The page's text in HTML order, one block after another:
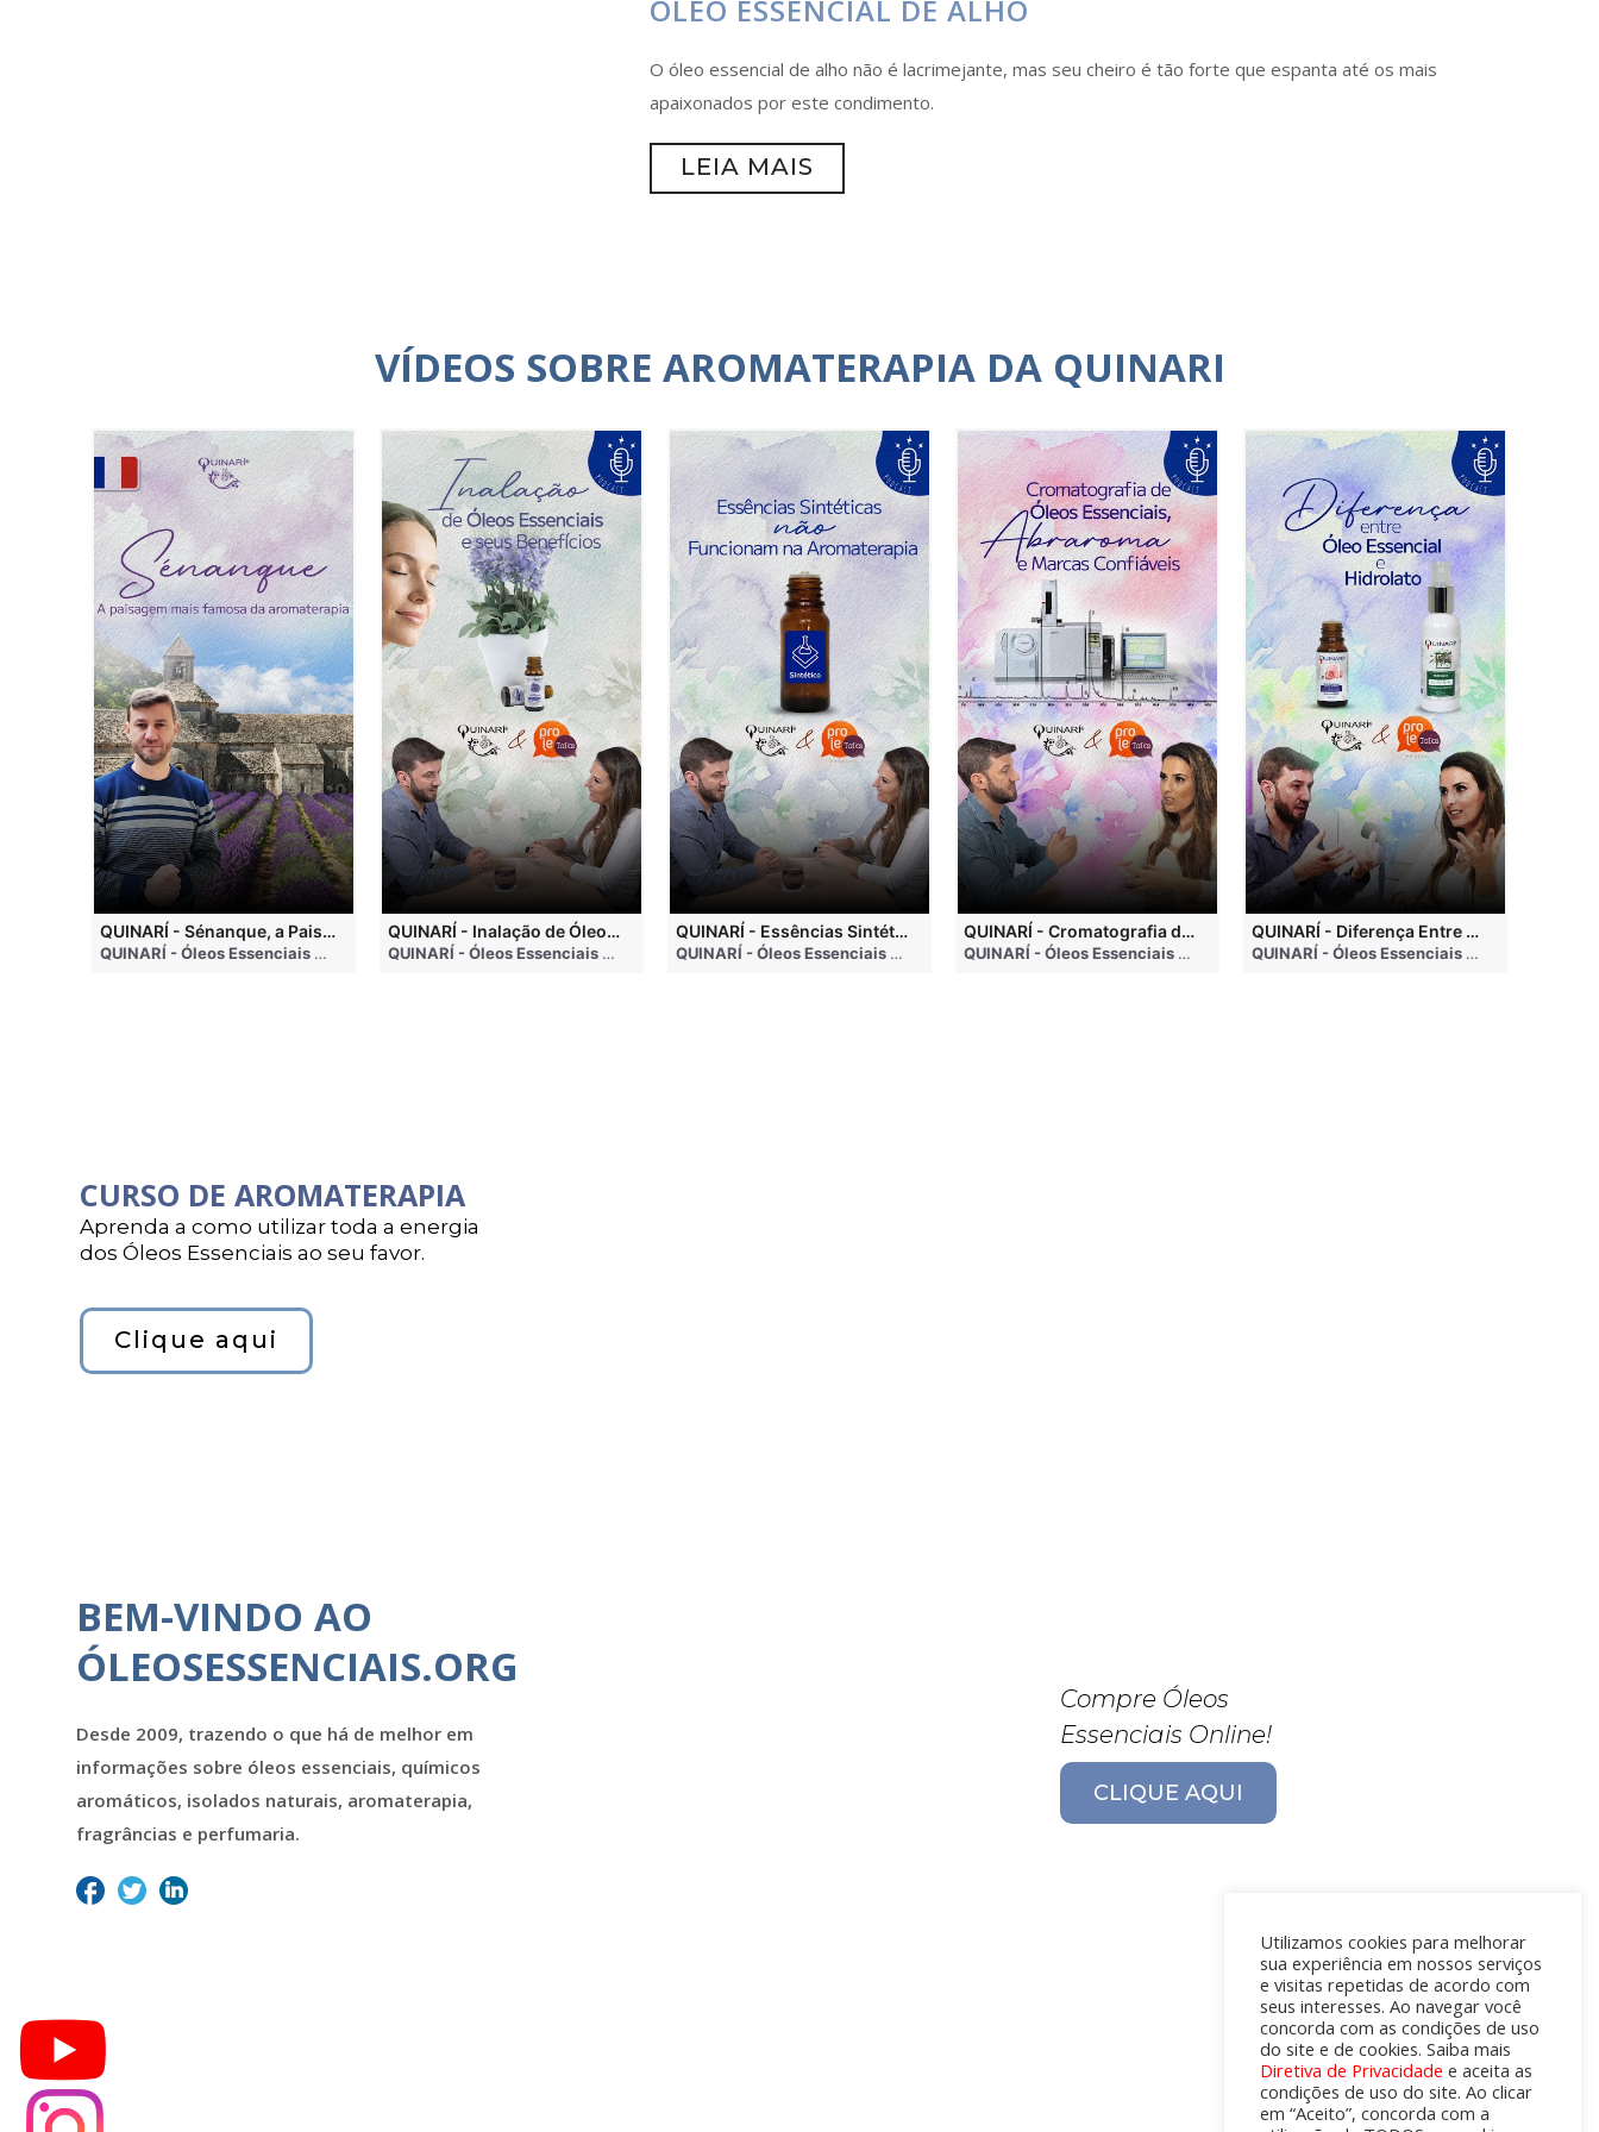
ÓLEO ESSENCIAL DE ALHO
O óleo essencial de alho não é lacrimejante, mas seu cheiro é tão forte que espanta até os mais
apaixonados por este condimento.
LEIA MAIS
VÍDEOS SOBRE AROMATERAPIA DA QUINARI
• 4 months ago
QUINARÍ - Sénanque, a Paisagem Mais Famosa da Aromaterapia
QUINARÍ - Óleos Essenciais e Aromaterapia • 3 weeks ago
QUINARÍ - Inalação de Óleos Essenciais e Seus Benefícios
QUINARÍ - Óleos Essenciais e Aromaterapia • 3 months ago
QUINARÍ - Essências Sintéticas NÃO Funcionam na Aromaterapia
QUINARÍ - Óleos Essenciais e Aromaterapia • 3 months ago
QUINARÍ - Cromatografia de Óleos Essenciais, ABRAROMA e Marcas Confiáveis
QUINARÍ - Óleos Essenciais e Aromaterapia • 3 months ago
QUINARÍ - Diferença Entre Óleo Essencial e Hidrolato
QUINARÍ - Óleos Essenciais e Aromaterapia
CURSO DE AROMATERAPIA
Aprenda a como utilizar toda a energia
dos Óleos Essenciais ao seu favor.
Clique aqui
BEM-VINDO AO
ÓLEOSESSENCIAIS.ORG
Desde 2009, trazendo o que há de melhor em
informações sobre óleos essenciais, químicos
aromáticos, isolados naturais, aromaterapia,
fragrâncias e perfumaria.
Compre Óleos
Essenciais Online!
CLIQUE AQUI
Utilizamos cookies para melhorar
sua experiência em nossos serviços
e visitas repetidas de acordo com
seus interesses. Ao navegar você
concorda com as condições de uso
do site e de cookies. Saiba mais
Diretiva de Privacidade e aceita as
condições de uso do site. Ao clicar
em “Aceito”, concorda com a